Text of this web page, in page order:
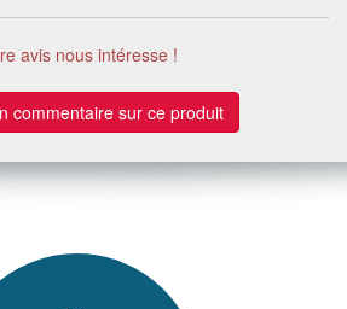
avis nous intéresse !
commentaire sur ce produit